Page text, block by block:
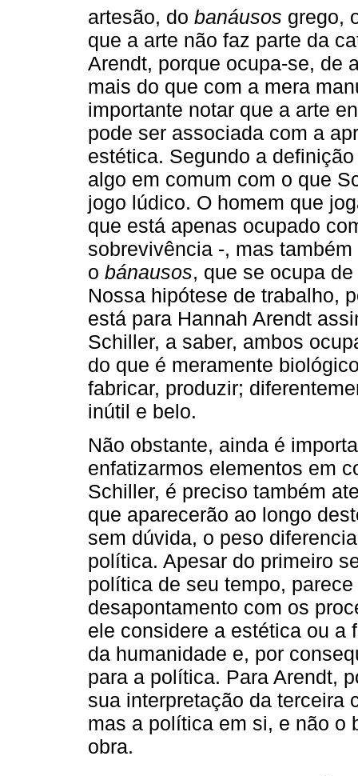
artesão, do banáusos grego,
que a arte não faz parte da
Arendt, porque ocupa-se, de
mais do que com a mera
importante notar que a arte
pode ser associada com a
estética. Segundo a
algo em comum com o que
jogo lúdico. O homem que
que está apenas ocupado
sobrevivência -, mas
o bánausos, que se ocupa
Nossa hipótese de trabalho,
está para Hannah Arendt
Schiller, a saber, ambos
do que é meramente
fabricar, produzir;
inútil e belo.
Não obstante, ainda é
enfatizarmos elementos em
Schiller, é preciso também
que aparecerão ao longo
sem dúvida, o peso
política. Apesar do primeiro
política de seu tempo,
desapontamento com os
ele considere a estética ou a
da humanidade e, por
para a política. Para Arendt,
sua interpretação da terceira
mas a política em si, e não o
obra.